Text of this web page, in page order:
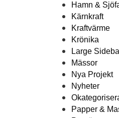
Hamn &
Kärnkraft
Kraftvärme
Krönika
Large
Mässor
Nya Projekt
Nyheter
Papper &